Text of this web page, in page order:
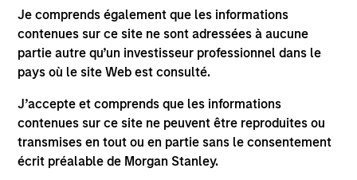
Je comprends également que les informations
contenues sur ce site ne sont adressées à aucune
partie autre qu’un investisseur professionnel dans le
pays où le site Web est consulté.
J’accepte et comprends que les informations
contenues sur ce site ne peuvent être reproduites ou
transmises en tout ou en partie sans le consentement
écrit préalable de Morgan Stanley.
CHANGING MARKETS
Identifying changes in key market drivers is designed to
help the team capture leadership changes across value,
growth, and quality styles within a long-only core equity
2